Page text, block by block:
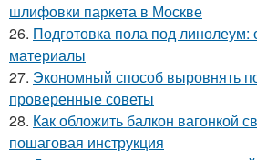
шлифовки паркета в Москве
26. Подготовка пола под
материалы
27. Экономный способ выровнять
проверенные советы
28. Как обложить балкон вагонкой
пошаговая инструкция